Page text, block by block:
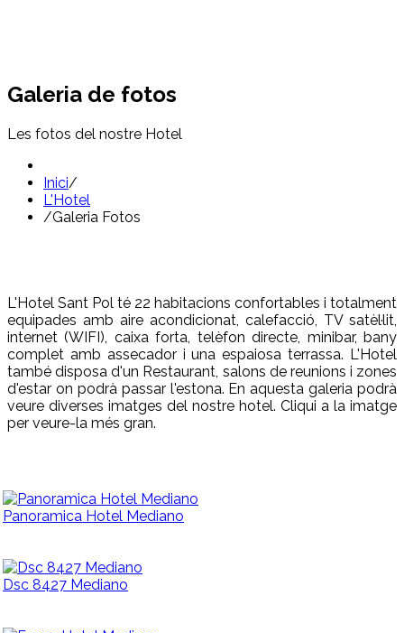
Galeria de fotos
Les fotos del nostre Hotel
Inici/
L'Hotel
/Galeria Fotos
L'Hotel Sant Pol té 22 habitacions confortables i totalment
equipades amb aire acondicionat, calefacció, TV satèl·lit,
internet (WIFI), caixa forta, telèfon directe, minibar, bany
complet amb assecador i una espaiosa terrassa. L'Hotel
també disposa d'un Restaurant, salons de reunions i zones
d'estar on podrà passar l'estona. En aquesta galeria podrà
veure diverses imatges del nostre hotel. Cliqui a la imatge
per veure-la més gran.
Panoramica Hotel Mediano
Dsc 8427 Mediano